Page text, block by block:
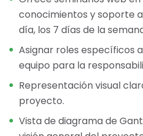
conocimientos y soporte
día, los 7 días de la
Asignar roles específicos
equipo para la
Representación visual
proyecto.
Vista de diagrama de